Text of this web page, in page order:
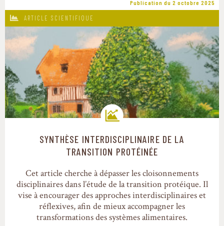
Publication du 2 octobre 2025
ARTICLE SCIENTIFIQUE
Trajectoires de transition
SYNTHÈSE INTERDISCIPLINAIRE DE LA
TRANSITION PROTÉINÉE
Cet article cherche à dépasser les cloisonnements
disciplinaires dans l’étude de la transition protéique. Il
vise à encourager des approches interdisciplinaires et
réflexives, afin de mieux accompagner les
transformations des systèmes alimentaires.